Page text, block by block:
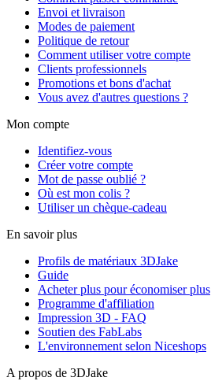
Envoi et livraison
Modes de paiement
Politique de retour
Comment utiliser votre compte
Clients professionnels
Promotions et bons d'achat
Vous avez d'autres questions ?
Mon compte
Identifiez-vous
Créer votre compte
Mot de passe oublié ?
Où est mon colis ?
Utiliser un chèque-cadeau
En savoir plus
Profils de matériaux 3DJake
Guide
Acheter plus pour économiser plus
Programme d'affiliation
Impression 3D - FAQ
Soutien des FabLabs
L'environnement selon Niceshops
A propos de 3DJake